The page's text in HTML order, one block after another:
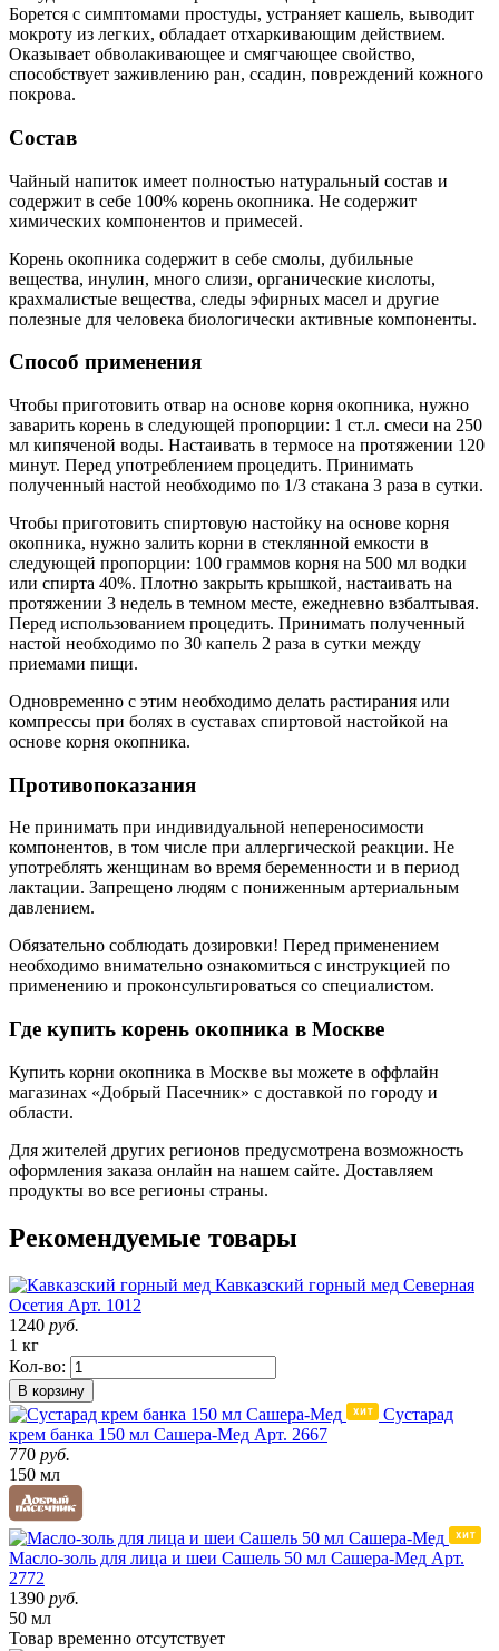
Борется с симптомами простуды, устраняет кашель, выводит
мокроту из легких, обладает отхаркивающим действием.
Оказывает обволакивающее и смягчающее свойство,
способствует заживлению ран, ссадин, повреждений кожного
покрова.
Состав
Чайный напиток имеет полностью натуральный состав и
содержит в себе 100% корень окопника. Не содержит
химических компонентов и примесей.
Корень окопника содержит в себе смолы, дубильные
вещества, инулин, много слизи, органические кислоты,
крахмалистые вещества, следы эфирных масел и другие
полезные для человека биологически активные компоненты.
Способ применения
Чтобы приготовить отвар на основе корня окопника, нужно
заварить корень в следующей пропорции: 1 ст.л. смеси на 250
мл кипяченой воды. Настаивать в термосе на протяжении 120
минут. Перед употреблением процедить. Принимать
полученный настой необходимо по 1/3 стакана 3 раза в сутки.
Чтобы приготовить спиртовую настойку на основе корня
окопника, нужно залить корни в стеклянной емкости в
следующей пропорции: 100 граммов корня на 500 мл водки
или спирта 40%. Плотно закрыть крышкой, настаивать на
протяжении 3 недель в темном месте, ежедневно взбалтывая.
Перед использованием процедить. Принимать полученный
настой необходимо по 30 капель 2 раза в сутки между
приемами пищи.
Одновременно с этим необходимо делать растирания или
компрессы при болях в суставах спиртовой настойкой на
основе корня окопника.
Противопоказания
Не принимать при индивидуальной непереносимости
компонентов, в том числе при аллергической реакции. Не
употреблять женщинам во время беременности и в период
лактации. Запрещено людям с пониженным артериальным
давлением.
Обязательно соблюдать дозировки! Перед применением
необходимо внимательно ознакомиться с инструкцией по
применению и проконсультироваться со специалистом.
Где купить корень окопника в Москве
Купить корни окопника в Москве вы можете в оффлайн
магазинах «Добрый Пасечник» с доставкой по городу и
области.
Для жителей других регионов предусмотрена возможность
оформления заказа онлайн на нашем сайте. Доставляем
продукты во все регионы страны.
Рекомендуемые товары
Кавказский горный мед Северная
Осетия Арт. 1012
1240 руб.
1 кг
Кол-во:
В корзину
Сустарад
крем банка 150 мл Сашера-Мед Арт. 2667
770 руб.
150 мл
Масло-золь для лица и шеи Сашель 50 мл Сашера-Мед Арт.
2772
1390 руб.
50 мл
Товар временно отсутствует